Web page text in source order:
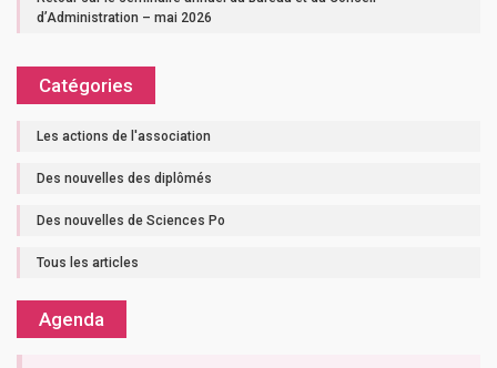
d’Administration – mai 2026
Catégories
Les actions de l'association
Des nouvelles des diplômés
Des nouvelles de Sciences Po
Tous les articles
Agenda